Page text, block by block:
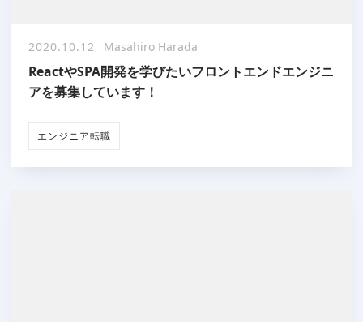
2020.10.12 Masahiro Harada
ReactやSPA開発を学びたいフロントエンドエンジニ
アを募集しています！
エンジニア転職